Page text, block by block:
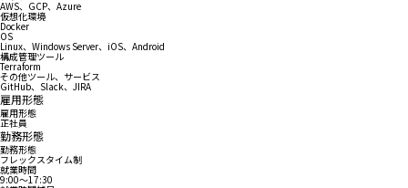
AWS、GCP、Azure
仮想化環境
Docker
OS
Linux、Windows Server、iOS、Android
構成管理ツール
Terraform
その他ツール、サービス
GitHub、Slack、JIRA
雇用形態
雇用形態
正社員
勤務形態
勤務形態
フレックスタイム制
就業時間
9:00〜17:30